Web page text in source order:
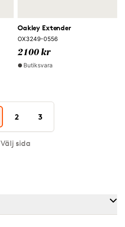
Oakley Extender
OX3249-0556
2100 kr
Butiksvara
2 3
Välj sida